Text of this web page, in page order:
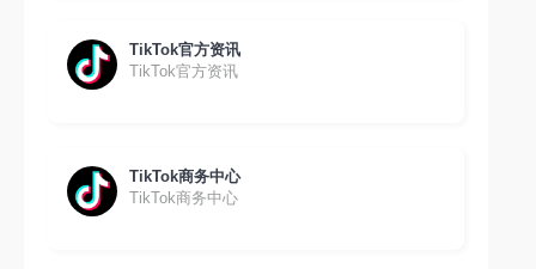
TikTok官方资讯
TikTok官方资讯
TikTok商务中心
TikTok商务中心